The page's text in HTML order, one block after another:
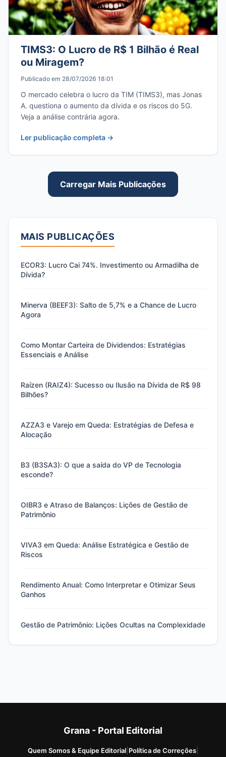
TIMS3: O Lucro de R$ 1 Bilhão é Real
ou Miragem?
Publicado em 28/07/2026 18:01
O mercado celebra o lucro da TIM (TIMS3), mas Jonas
A. questiona o aumento da dívida e os riscos do 5G.
Veja a análise contrária agora.
Ler publicação completa →
Carregar Mais Publicações
MAIS PUBLICAÇÕES
ECOR3: Lucro Cai 74%. Investimento ou Armadilha de
Dívida?
Minerva (BEEF3): Salto de 5,7% e a Chance de Lucro
Agora
Como Montar Carteira de Dividendos: Estratégias
Essenciais e Análise
Raízen (RAIZ4): Sucesso ou Ilusão na Dívida de R$ 98
Bilhões?
AZZA3 e Varejo em Queda: Estratégias de Defesa e
Alocação
B3 (B3SA3): O que a saída do VP de Tecnologia
esconde?
OIBR3 e Atraso de Balanços: Lições de Gestão de
Patrimônio
VIVA3 em Queda: Análise Estratégica e Gestão de
Riscos
Rendimento Anual: Como Interpretar e Otimizar Seus
Ganhos
Gestão de Patrimônio: Lições Ocultas na Complexidade
Grana - Portal Editorial
Quem Somos & Equipe Editorial| Política de Correções|